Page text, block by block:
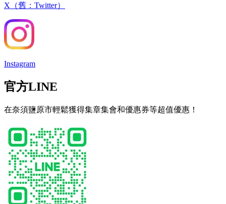
X（舊：Twitter）
Instagram
官方LINE
在奈須鹽原市輕鬆獲得集章集會和優惠券等超值優惠！